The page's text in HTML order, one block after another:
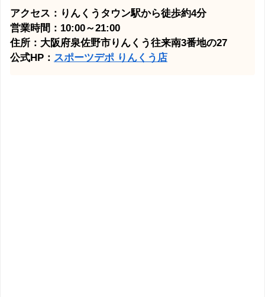
アクセス：りんくうタウン駅から徒歩約4分
営業時間：10:00～21:00
住所：大阪府泉佐野市りんくう往来南3番地の27
公式HP： スポーツデポ りんくう店